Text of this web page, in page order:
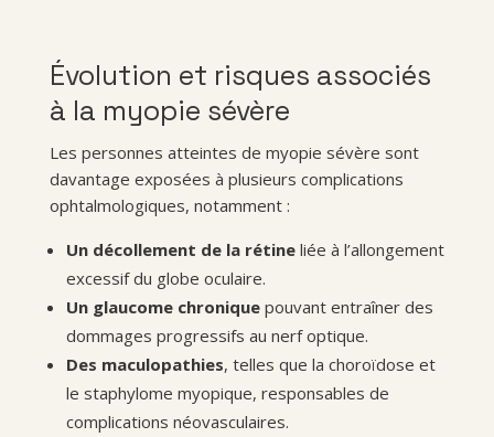
Évolution et risques associés
à la myopie sévère
Les personnes atteintes de myopie sévère sont
davantage exposées à plusieurs complications
ophtalmologiques, notamment :
Un décollement de la rétineliée à l’allongement
excessif du globe oculaire.
Un glaucome chroniquepouvant entraîner des
dommages progressifs au nerf optique.
Des maculopathies, telles que la choroïdose et
le staphylome myopique, responsables de
complications néovasculaires.